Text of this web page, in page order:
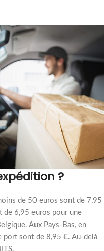
?
de 50 euros sont de 7,95
de 6,95 euros pour une
Aux Pays-Bas, en
port sont de 8,95 €. Au-delà